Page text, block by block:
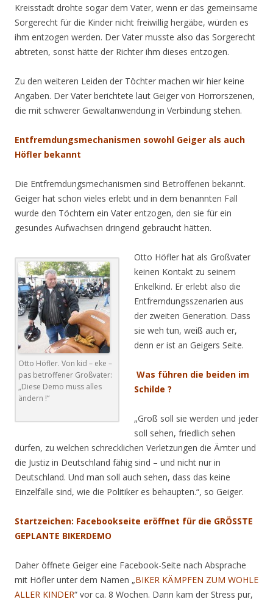
Kreisstadt drohte sogar dem Vater, wenn er das gemeinsame
Sorgerecht für die Kinder nicht freiwillig hergäbe, würden es
ihm entzogen werden. Der Vater musste also das Sorgerecht
abtreten, sonst hätte der Richter ihm dieses entzogen.
Zu den weiteren Leiden der Töchter machen wir hier keine
Angaben. Der Vater berichtete laut Geiger von Horrorszenen,
die mit schwerer Gewaltanwendung in Verbindung stehen.
Entfremdungsmechanismen sowohl Geiger als auch
Höfler bekannt
Die Entfremdungsmechanismen sind Betroffenen bekannt.
Geiger hat schon vieles erlebt und in dem benannten Fall
wurde den Töchtern ein Vater entzogen, den sie für ein
gesundes Aufwachsen dringend gebraucht hätten.
Otto Höfler. Von kid – eke –
pas betroffener Großvater:
„Diese Demo muss alles
ändern !“
Otto Höfler hat als Großvater
keinen Kontakt zu seinem
Enkelkind. Er erlebt also die
Entfremdungsszenarien aus
der zweiten Generation. Dass
sie weh tun, weiß auch er,
denn er ist an Geigers Seite.
Was führen die beiden im
Schilde ?
„Groß soll sie werden und jeder
soll sehen, friedlich sehen
dürfen, zu welchen schrecklichen Verletzungen die Ämter und
die Justiz in Deutschland fähig sind – und nicht nur in
Deutschland. Und man soll auch sehen, dass das keine
Einzelfälle sind, wie die Politiker es behaupten.“, so Geiger.
Startzeichen: Facebookseite eröffnet für die GRÖSSTE
GEPLANTE BIKERDEMO
Daher öffnete Geiger eine Facebook-Seite nach Absprache
mit Höfler unter dem Namen „BIKER KÄMPFEN ZUM WOHLE
ALLER KINDER“ vor ca. 8 Wochen. Dann kam der Stress pur,